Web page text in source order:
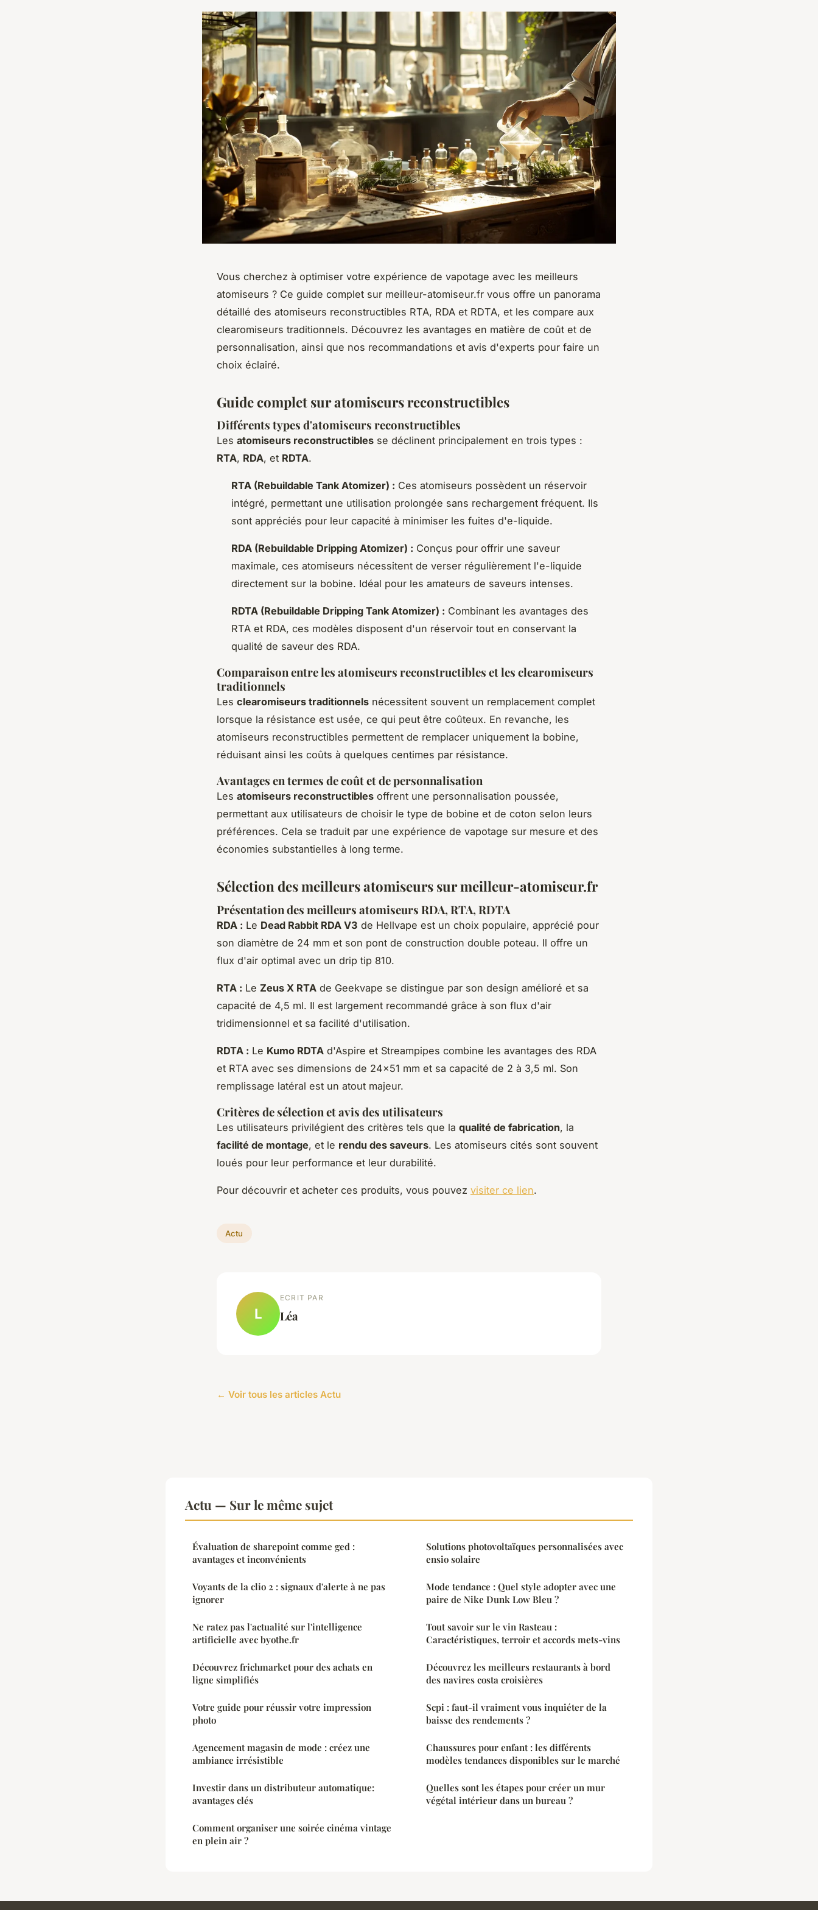
Vous cherchez à optimiser votre expérience de vapotage avec les meilleurs
atomiseurs ? Ce guide complet sur meilleur-atomiseur.fr vous offre un panorama
détaillé des atomiseurs reconstructibles RTA, RDA et RDTA, et les compare aux
clearomiseurs traditionnels. Découvrez les avantages en matière de coût et de
personnalisation, ainsi que nos recommandations et avis d'experts pour faire un
choix éclairé.
Guide complet sur atomiseurs reconstructibles
Différents types d'atomiseurs reconstructibles
Les atomiseurs reconstructibles se déclinent principalement en trois types :
RTA, RDA, et RDTA.
RTA (Rebuildable Tank Atomizer) : Ces atomiseurs possèdent un réservoir
intégré, permettant une utilisation prolongée sans rechargement fréquent. Ils
sont appréciés pour leur capacité à minimiser les fuites d'e-liquide.
RDA (Rebuildable Dripping Atomizer) : Conçus pour offrir une saveur
maximale, ces atomiseurs nécessitent de verser régulièrement l'e-liquide
directement sur la bobine. Idéal pour les amateurs de saveurs intenses.
RDTA (Rebuildable Dripping Tank Atomizer) : Combinant les avantages des
RTA et RDA, ces modèles disposent d'un réservoir tout en conservant la
qualité de saveur des RDA.
Comparaison entre les atomiseurs reconstructibles et les clearomiseurs
traditionnels
Les clearomiseurs traditionnels nécessitent souvent un remplacement complet
lorsque la résistance est usée, ce qui peut être coûteux. En revanche, les
atomiseurs reconstructibles permettent de remplacer uniquement la bobine,
réduisant ainsi les coûts à quelques centimes par résistance.
Avantages en termes de coût et de personnalisation
Les atomiseurs reconstructibles offrent une personnalisation poussée,
permettant aux utilisateurs de choisir le type de bobine et de coton selon leurs
préférences. Cela se traduit par une expérience de vapotage sur mesure et des
économies substantielles à long terme.
Sélection des meilleurs atomiseurs sur meilleur-atomiseur.fr
Présentation des meilleurs atomiseurs RDA, RTA, RDTA
RDA : Le Dead Rabbit RDA V3 de Hellvape est un choix populaire, apprécié pour
son diamètre de 24 mm et son pont de construction double poteau. Il offre un
flux d'air optimal avec un drip tip 810.
RTA : Le Zeus X RTA de Geekvape se distingue par son design amélioré et sa
capacité de 4,5 ml. Il est largement recommandé grâce à son flux d'air
tridimensionnel et sa facilité d'utilisation.
RDTA : Le Kumo RDTA d'Aspire et Streampipes combine les avantages des RDA
et RTA avec ses dimensions de 24x51 mm et sa capacité de 2 à 3,5 ml. Son
remplissage latéral est un atout majeur.
Critères de sélection et avis des utilisateurs
Les utilisateurs privilégient des critères tels que la qualité de fabrication, la
facilité de montage, et le rendu des saveurs. Les atomiseurs cités sont souvent
loués pour leur performance et leur durabilité.
Pour découvrir et acheter ces produits, vous pouvez visiter ce lien.
Actu
L
ECRIT PAR
Léa
← Voir tous les articles Actu
Actu — Sur le même sujet
Évaluation de sharepoint comme ged :
avantages et inconvénients
Voyants de la clio 2 : signaux d'alerte à ne pas
ignorer
Ne ratez pas l'actualité sur l'intelligence
artificielle avec byothe.fr
Découvrez frichmarket pour des achats en
ligne simplifiés
Votre guide pour réussir votre impression
photo
Agencement magasin de mode : créez une
ambiance irrésistible
Investir dans un distributeur automatique:
avantages clés
Comment organiser une soirée cinéma vintage
en plein air ?
Solutions photovoltaïques personnalisées avec
ensio solaire
Mode tendance : Quel style adopter avec une
paire de Nike Dunk Low Bleu ?
Tout savoir sur le vin Rasteau :
Caractéristiques, terroir et accords mets-vins
Découvrez les meilleurs restaurants à bord
des navires costa croisières
Scpi : faut-il vraiment vous inquiéter de la
baisse des rendements ?
Chaussures pour enfant : les différents
modèles tendances disponibles sur le marché
Quelles sont les étapes pour créer un mur
végétal intérieur dans un bureau ?